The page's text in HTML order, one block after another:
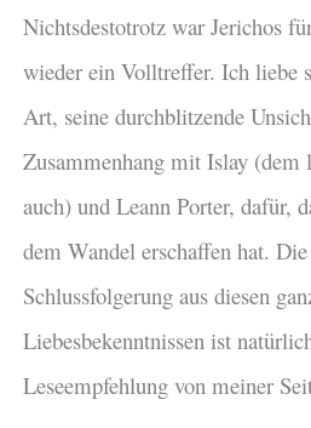
Nichtsdestotrotz war Jerichos
wieder ein Volltreffer. Ich liebe
Art, seine durchblitzende
Zusammenhang mit Islay
auch) und Leann Porter, dafür,
dem Wandel erschaffen hat.
Schlussfolgerung aus diesen
Liebesbekenntnissen ist
Leseempfehlung von meiner